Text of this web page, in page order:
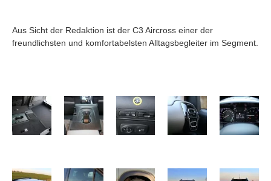
Aus Sicht der Redaktion ist der C3 Aircross einer der
freundlichsten und komfortabelsten Alltagsbegleiter im Segment.